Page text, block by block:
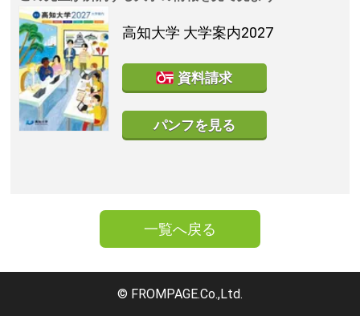
高知大学 大学案内2027
資料請求
パンフを見る
一覧へ戻る
© FROMPAGE.Co.,Ltd.